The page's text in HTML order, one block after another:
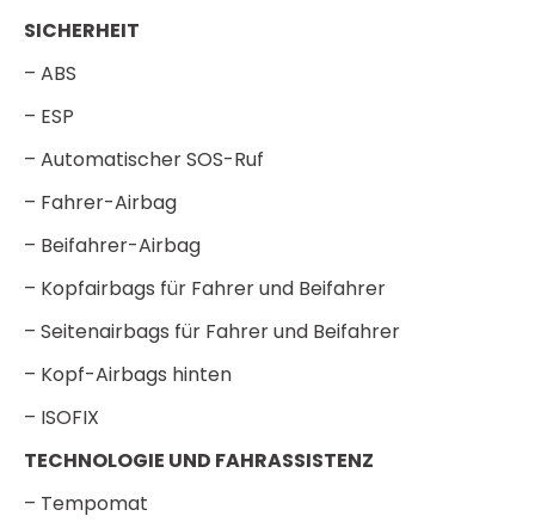
SICHERHEIT
– ABS
– ESP
– Automatischer SOS-Ruf
– Fahrer-Airbag
– Beifahrer-Airbag
– Kopfairbags für Fahrer und Beifahrer
– Seitenairbags für Fahrer und Beifahrer
– Kopf-Airbags hinten
– ISOFIX
TECHNOLOGIE UND FAHRASSISTENZ
– Tempomat